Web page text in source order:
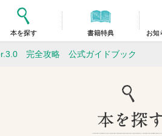
本を探す 書籍特典 お知
完全攻略 公式ガイドブック